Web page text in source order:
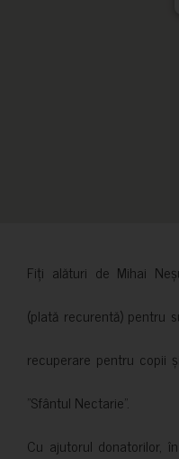
Fiți alături de Mihai
(plată recurentă) pentru
recuperare pentru copii
”Sfântul Nectarie”.
Cu ajutorul donatorilor,